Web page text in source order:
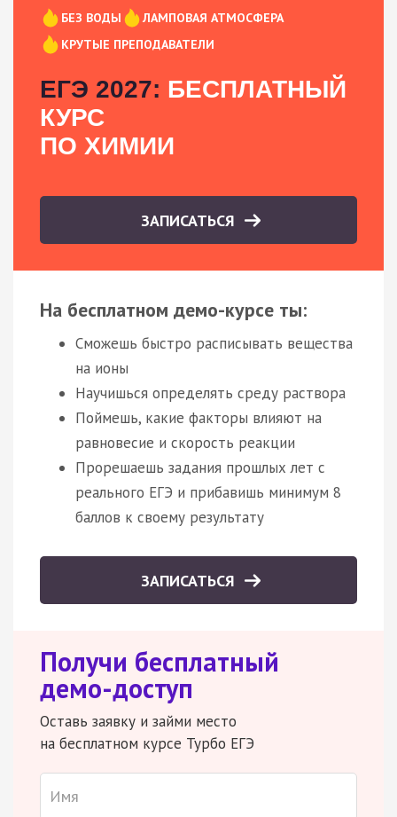
БЕЗ ВОДЫ
ЛАМПОВАЯ АТМОСФЕРА
КРУТЫЕ ПРЕПОДАВАТЕЛИ
ЕГЭ 2027: БЕСПЛАТНЫЙ
КУРС
ПО ХИМИИ
ЗАПИСАТЬСЯ
На бесплатном демо-курсе ты:
Сможешь быстро расписывать вещества
на ионы
Научишься определять среду раствора
Поймешь, какие факторы влияют на
равновесие и скорость реакции
Прорешаешь задания прошлых лет с
реального ЕГЭ и прибавишь минимум 8
баллов к своему результату
ЗАПИСАТЬСЯ
Получи бесплатный
демо-доступ
Оставь заявку и займи место
на бесплатном курсе Турбо ЕГЭ